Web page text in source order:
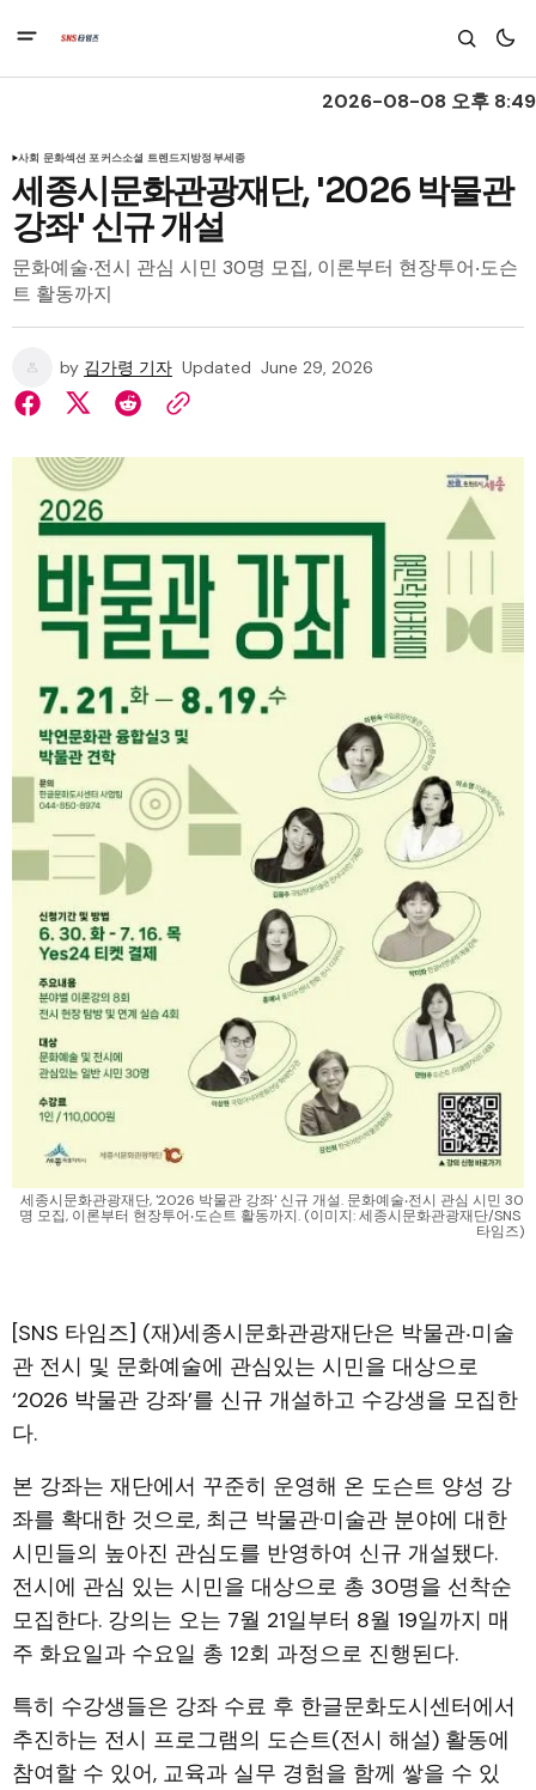
2026-08-08 오후 8:49
사회 문화섹션 포커스소셜 트렌드지방정부세종
세종시문화관광재단, '2026 박물관
강좌' 신규 개설
문화예술‧전시 관심 시민 30명 모집, 이론부터 현장투어‧도슨
트 활동까지
by 김가령 기자 Updated June 29, 2026
세종시문화관광재단, '2026 박물관 강좌' 신규 개설. 문화예술‧전시 관심 시민 30
명 모집, 이론부터 현장투어‧도슨트 활동까지. (이미지: 세종시문화관광재단/SNS
타임즈)
[SNS 타임즈] (재)세종시문화관광재단은 박물관‧미술
관 전시 및 문화예술에 관심있는 시민을 대상으로
‘2026 박물관 강좌’를 신규 개설하고 수강생을 모집한
다.
본 강좌는 재단에서 꾸준히 운영해 온 도슨트 양성 강
좌를 확대한 것으로, 최근 박물관·미술관 분야에 대한
시민들의 높아진 관심도를 반영하여 신규 개설됐다.
전시에 관심 있는 시민을 대상으로 총 30명을 선착순
모집한다. 강의는 오는 7월 21일부터 8월 19일까지 매
주 화요일과 수요일 총 12회 과정으로 진행된다.
특히 수강생들은 강좌 수료 후 한글문화도시센터에서
추진하는 전시 프로그램의 도슨트(전시 해설) 활동에
참여할 수 있어, 교육과 실무 경험을 함께 쌓을 수 있